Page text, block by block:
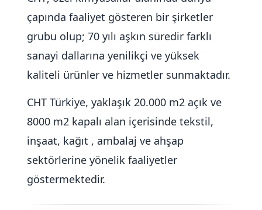
çapında faaliyet gösteren bir şirketler
grubu olup; 70 yılı aşkın süredir farklı
sanayi dallarına yenilikçi ve yüksek
kaliteli ürünler ve hizmetler sunmaktadır.
CHT Türkiye, yaklaşık 20.000 m2 açık ve
8000 m2 kapalı alan içerisinde tekstil,
inşaat, kağıt , ambalaj ve ahşap
sektörlerine yönelik faaliyetler
göstermektedir.